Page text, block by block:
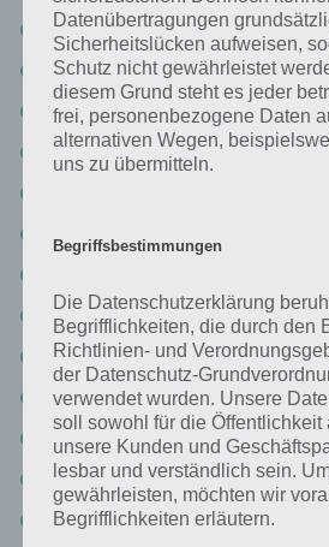
Die verlorenen Level – Level 2-4
Die verlorenen Level – Level 2-5
Die verlorenen Level – Level 2-6
Die verlorenen Level – Level 2-7
Die verlorenen Level – Level 3-1
Die verlorenen Level – Level 3-2
Die verlorenen Level – Level 3-3
Die verlorenen Level – Level 3-4
Die verlorenen Level – Level 3-5
Die verlorenen Level – Level 3-6
Datenübertragungen
Sicherheitslücken aufweisen,
Schutz nicht gewährleistet
diesem Grund steht es jeder
frei, personenbezogene Daten
alternativen Wegen,
uns zu übermitteln.
Begriffsbestimmungen
Die Datenschutzerklärung
Begrifflichkeiten, die durch den
Richtlinien- und
der Datenschutz-
verwendet wurden. Unsere
soll sowohl für die Öffentlichkeit
unsere Kunden und
lesbar und verständlich sein.
gewährleisten, möchten wir
Begrifflichkeiten erläutern.